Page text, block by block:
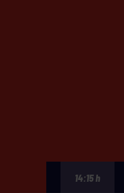
14:15 h